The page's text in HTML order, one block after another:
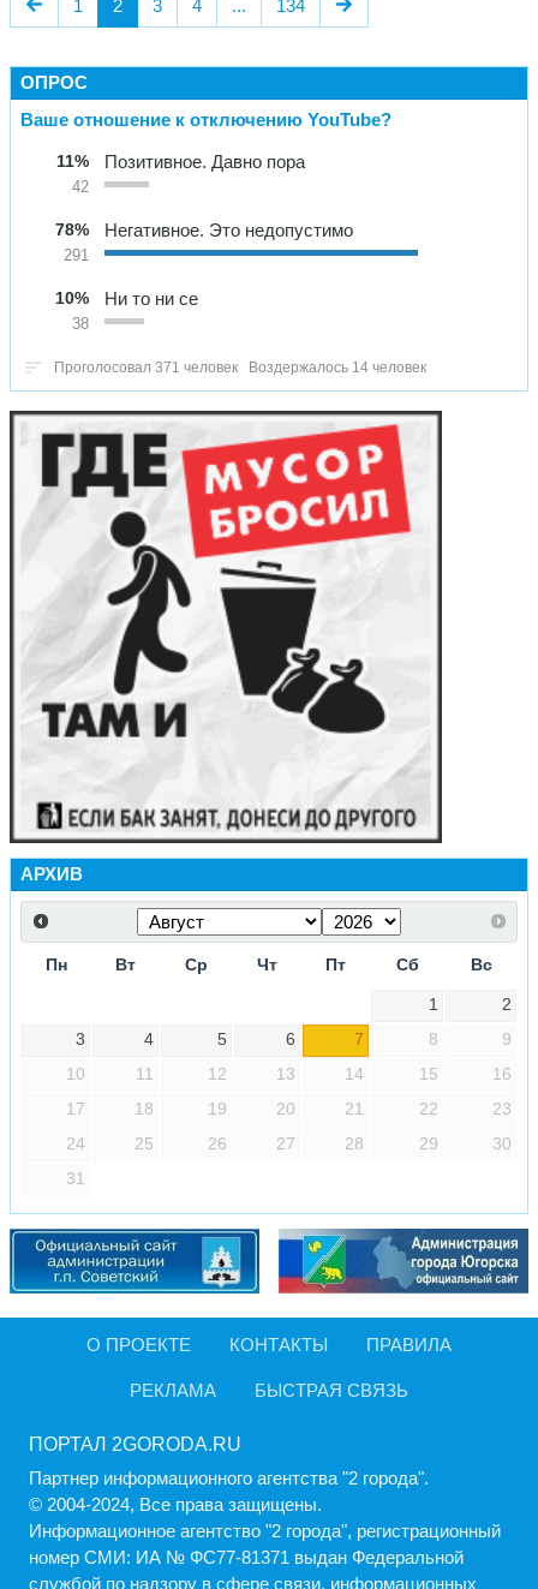
1 2 3 4 ... 134
ОПРОС
Ваше отношение к отключению YouTube?
11%
42
Позитивное. Давно пора
78%
291
Негативное. Это недопустимо
10%
38
Ни то ни се
Проголосовал 371 человек Воздержалось 14 человек
АРХИВ
Пн Вт Ср Чт Пт Сб Вс
1
2
3
4 5 6 7 8
9
10
11 12 13 14 15
16
17
18 19 20 21 22
23
24
25 26 27 28 29
30
31
О ПРОЕКТЕ КОНТАКТЫ ПРАВИЛА
РЕКЛАМА БЫСТРАЯ СВЯЗЬ
ПОРТАЛ 2GORODA.RU
Партнер информационного агентства "2 города".
© 2004-2024, Все права защищены.
Информационное агентство "2 города", регистрационный
номер СМИ: ИА № ФС77-81371 выдан Федеральной
службой по надзору в сфере связи, информационных